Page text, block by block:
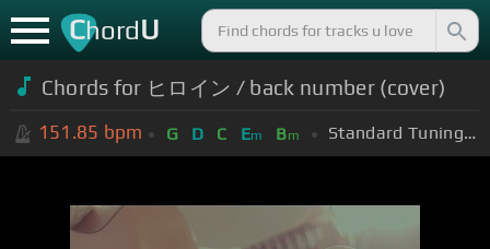
ChordU
Chords for ヒロイン / back number (cover)
151.85 bpm G D C Em Bm Standard Tuning (EADGBE)